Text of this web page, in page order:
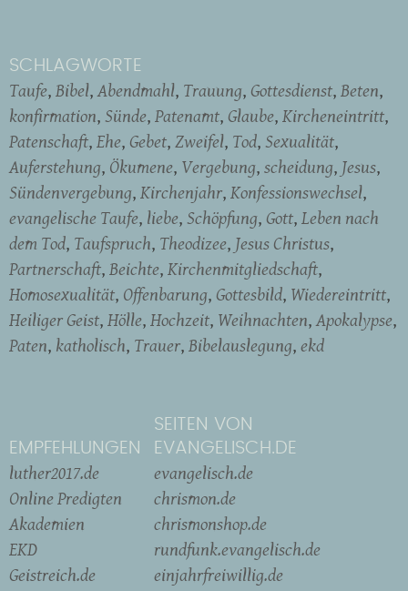
SCHLAGWORTE
Taufe Bibel Abendmahl Trauung Gottesdienst Beten
konfirmation Sünde Patenamt Glaube Kircheneintritt
Patenschaft Ehe Gebet Zweifel Tod Sexualität
Auferstehung Ökumene Vergebung scheidung Jesus
Sündenvergebung Kirchenjahr Konfessionswechsel
evangelische Taufe liebe Schöpfung Gott Leben nach
dem Tod Taufspruch Theodizee Jesus Christus
Partnerschaft Beichte Kirchenmitgliedschaft
Homosexualität Offenbarung Gottesbild Wiedereintritt
Heiliger Geist Hölle Hochzeit Weihnachten Apokalypse
Paten katholisch Trauer Bibelauslegung ekd
EMPFEHLUNGEN
luther2017.de
Online Predigten
Akademien
EKD
Geistreich.de
SEITEN VON
EVANGELISCH.DE
evangelisch.de
chrismon.de
chrismonshop.de
rundfunk.evangelisch.de
einjahrfreiwillig.de